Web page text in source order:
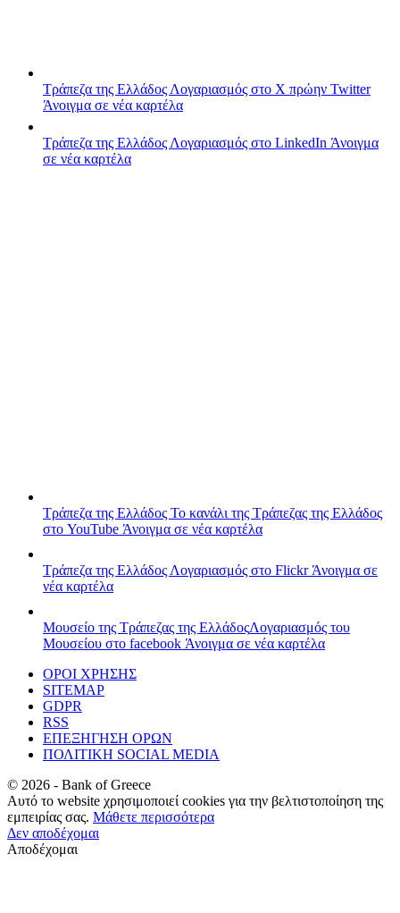
Τράπεζα της Ελλάδος Λογαριασμός στο X πρώην Twitter
Άνοιγμα σε νέα καρτέλα
Τράπεζα της Ελλάδος Λογαριασμός στο LinkedIn Άνοιγμα
σε νέα καρτέλα
Τράπεζα της Ελλάδος Το κανάλι της Τράπεζας της Ελλάδος
στο YouTube Άνοιγμα σε νέα καρτέλα
Τράπεζα της Ελλάδος Λογαριασμός στο FlickrΆνοιγμα σε
νέα καρτέλα
Μουσείο της Τράπεζας της ΕλλάδοςΛογαριασμός του
Μουσείου στο facebook Άνοιγμα σε νέα καρτέλα
ΟΡΟΙ ΧΡΗΣΗΣ
SITEMAP
GDPR
RSS
ΕΠΕΞΗΓΗΣΗ ΟΡΩΝ
ΠΟΛΙΤΙΚΗ SOCIAL MEDIA
© 2026 - Bank of Greece
Αυτό το website χρησιμοποιεί cookies για την βελτιστοποίηση της
εμπειρίας σας. Μάθετε περισσότερα
Δεν αποδέχομαι
Αποδέχομαι